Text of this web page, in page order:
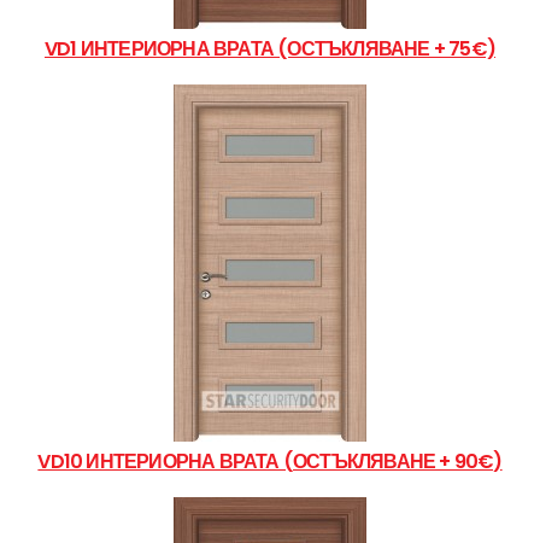
VD1 ИНТЕРИОРНА ВРАТА (ОСТЪКЛЯВАНЕ + 75€)
VD10 ИНТЕРИОРНА ВРАТА (ОСТЪКЛЯВАНЕ + 90€)